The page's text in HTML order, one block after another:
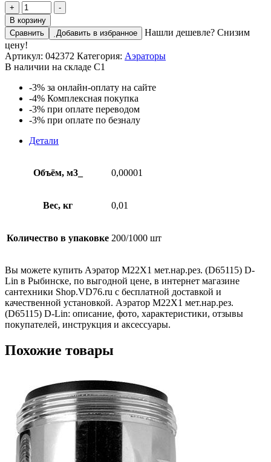
+
Количество
товара
Аэратор
М22Х1
мет.нар.рез.
(D65115)
D-
Lin
-
В корзину
Сравнить
Добавить в избранное
Нашли дешевле? Снизим
цену!
Артикул: 042372 Категория: Аэраторы
В наличии на складе С1
-3% за онлайн-оплату на сайте
-4% Комплексная покупка
-3% при оплате переводом
-3% при оплате по безналу
Детали
Объём, м3_ 0,00001
Вес, кг 0,01
Количество в упаковке 200/1000 шт
Вы можете купить Аэратор М22Х1 мет.нар.рез. (D65115) D-
Lin в Рыбинске, по выгодной цене, в интернет магазине
сантехники Shop.VD76.ru с бесплатной доставкой и
качественной установкой. Аэратор М22Х1 мет.нар.рез.
(D65115) D-Lin: описание, фото, характеристики, отзывы
покупателей, инструкция и аксессуары.
Похожие товары